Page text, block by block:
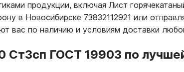
продукции, включая Лист
в Новосибирске 73832112921 или
вас по наличию и условиям доставки
ГОСТ 19903 по